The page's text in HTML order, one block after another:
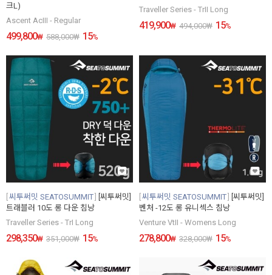
크L)
Ascent AcIII - Regular
499,800₩ 588,000₩ 15%
Traveller Series - TrII Long
419,900₩ 494,000₩ 15%
씨투써밋 SEATOSUMMIT
[씨투써밋]
트래블러 10도 롱 다운 침낭
Traveller Series - TrI Long
298,350₩ 351,000₩ 15%
씨투써밋 SEATOSUMMIT
[씨투써밋]
벤처 -12도 롱 유니섹스 침낭
Venture VtII - Womens Long
278,800₩ 328,000₩ 15%